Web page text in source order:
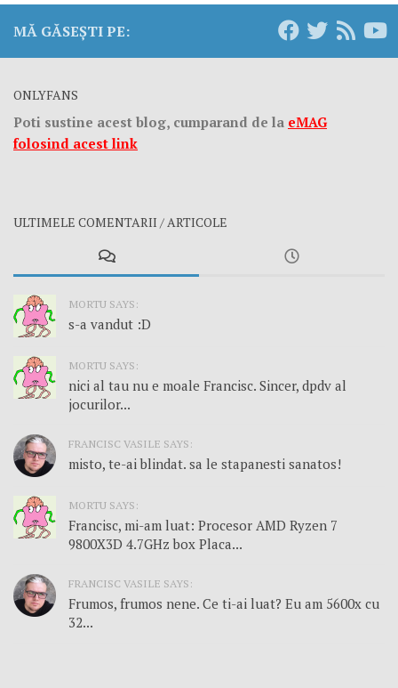
MĂ GĂSEȘTI PE:
ONLYFANS
Poti sustine acest blog, cumparand de la eMAG
folosind acest link
ULTIMELE COMENTARII / ARTICOLE
MORTU SAYS:
s-a vandut :D
MORTU SAYS:
nici al tau nu e moale Francisc. Sincer, dpdv al
jocurilor...
FRANCISC VASILE SAYS:
misto, te-ai blindat. sa le stapanesti sanatos!
MORTU SAYS:
Francisc, mi-am luat: Procesor AMD Ryzen 7
9800X3D 4.7GHz box Placa...
FRANCISC VASILE SAYS:
Frumos, frumos nene. Ce ti-ai luat? Eu am 5600x cu
32...